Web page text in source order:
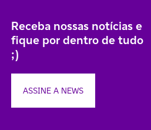
Receba nossas notícias e
fique por dentro de tudo
;)
ASSINE A NEWS